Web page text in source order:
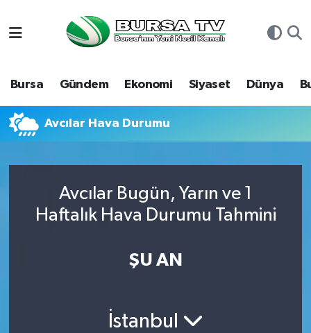
Bursa Gündem Ekonomi Siyaset Dünya
Avcılar Hava Durumu
Avcılar Bugün, Yarın ve 1
Haftalık Hava Durumu Tahmini
ŞU AN
İstanbul
Bursa
Dünya
Ekonomi
Hava Durumu
Namaz Vakitleri
Süper Lig Puan Durumu ve Fikstür
Son Dakika Haberleri